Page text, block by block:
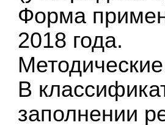
Форма
2018 года.
В
заполнении